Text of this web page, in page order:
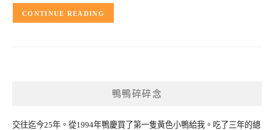
CONTINUE READING
鴨鴨碎碎念
交往迄今25年。從1994年鴨慶買了第一隻黃色小鴨給我。吃了三年的總